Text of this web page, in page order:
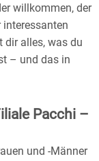
willkommen, der
interessanten
dir alles, was du
– und das in
Pacchi –
und -Männer